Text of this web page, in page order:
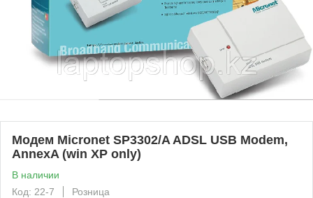
Модем Micronet SP3302/A ADSL USB Modem,
AnnexA (win ХР only)
В наличии
Код: 22-7
Розница